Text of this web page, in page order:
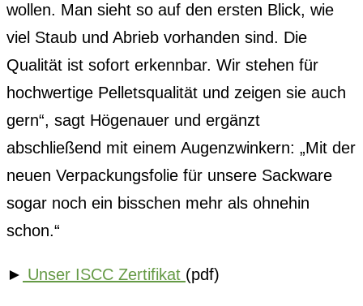
wollen. Man sieht so auf den ersten Blick, wie
viel Staub und Abrieb vorhanden sind. Die
Qualität ist sofort erkennbar. Wir stehen für
hochwertige Pelletsqualität und zeigen sie auch
gern“, sagt Högenauer und ergänzt
abschließend mit einem Augenzwinkern: „Mit der
neuen Verpackungsfolie für unsere Sackware
sogar noch ein bisschen mehr als ohnehin
schon.“
► Unser ISCC Zertifikat (pdf)